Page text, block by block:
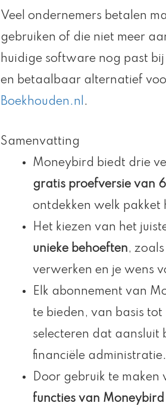
Veel ondernemers betalen
gebruiken of die niet meer
huidige software nog past
en betaalbaar alternatief
Boekhouden.nl .
Samenvatting
Moneybird biedt drie
gratis proefversie van
ontdekken welk pakket
Het kiezen van het
unieke behoeften,
verwerken en je wens
Elk abonnement van
te bieden, van basis
selecteren dat aansluit
financiële administratie.
Door gebruik te maken
functies van Moneybird